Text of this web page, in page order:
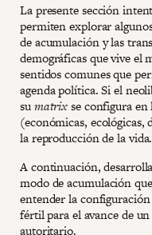
La presente sección
permiten explorar
de acumulación y las
demográficas que vive el
sentidos comunes que
agenda política. Si el
sumatrixse configura en
(económicas,
la reproducción de la vida.
A continuación,
modo de acumulación
entender la
fértil para el avance de
autoritario.